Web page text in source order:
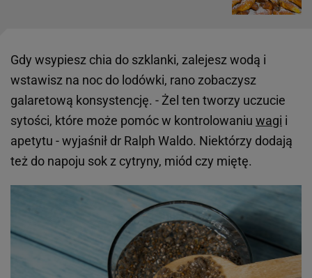
Gdy wsypiesz chia do szklanki, zalejesz wodą i
wstawisz na noc do lodówki, rano zobaczysz
galaretową konsystencję. - Żel ten tworzy uczucie
sytości, które może pomóc w kontrolowaniu wagi i
apetytu - wyjaśnił dr Ralph Waldo. Niektórzy dodają
też do napoju sok z cytryny, miód czy miętę.